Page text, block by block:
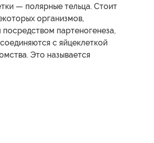
— полярные тельца. Стоит
организмов,
партеногенеза,
с яйцеклеткой
Это называется